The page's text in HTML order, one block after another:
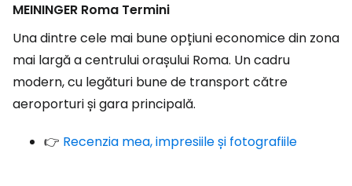
MEININGER Roma Termini
Una dintre cele mai bune opțiuni economice din zona
mai largă a centrului orașului Roma. Un cadru
modern, cu legături bune de transport către
aeroporturi și gara principală.
👉 Recenzia mea, impresiile și fotografiile